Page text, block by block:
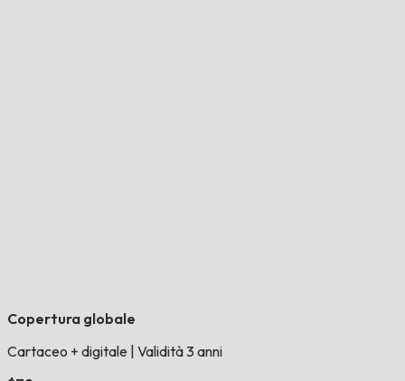
Copertura globale
Cartaceo + digitale Validità 3 anni